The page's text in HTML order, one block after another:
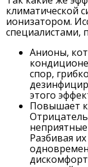
климатической
ионизатором.
специалистами,
Анионы,
спор,
этого
Повышает
Разбивая